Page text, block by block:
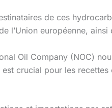
de ces
l’Union européenne, ainsi
Oil Company (NOC)
crucial pour les